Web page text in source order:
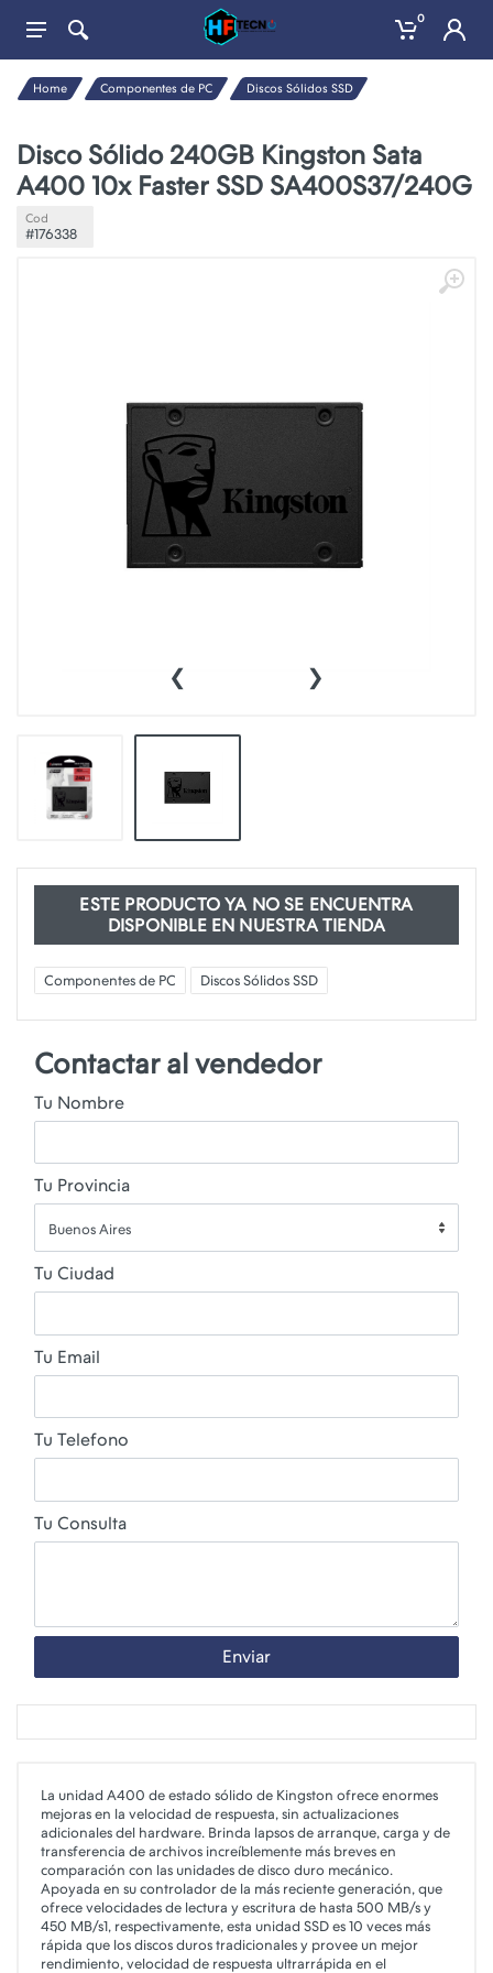
0
Home Componentes de PC Discos Sólidos SSD
Disco Sólido 240GB Kingston Sata
A400 10x Faster SSD SA400S37/240G
Cod
#176338
‹ ›
ESTE PRODUCTO YA NO SE ENCUENTRA
DISPONIBLE EN NUESTRA TIENDA
Componentes de PC Discos Sólidos SSD
Contactar al vendedor
Tu Nombre
Tu Provincia
Buenos Aires
Tu Ciudad
Tu Email
Tu Telefono
Tu Consulta
Enviar
La unidad A400 de estado sólido de Kingston ofrece enormes
mejoras en la velocidad de respuesta, sin actualizaciones
adicionales del hardware. Brinda lapsos de arranque, carga y de
transferencia de archivos increíblemente más breves en
comparación con las unidades de disco duro mecánico.
Apoyada en su controlador de la más reciente generación, que
ofrece velocidades de lectura y escritura de hasta 500 MB/s y
450 MB/s1, respectivamente, esta unidad SSD es 10 veces más
rápida que los discos duros tradicionales y provee un mejor
rendimiento, velocidad de respuesta ultrarrápida en el